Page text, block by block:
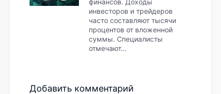
финансов. Доходы
инвесторов и трейдеров
часто составляют тысячи
процентов от вложенной
суммы. Специалисты
отмечают…
Добавить комментарий